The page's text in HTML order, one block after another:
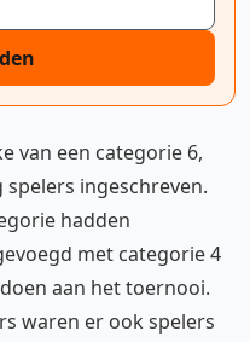
van een categorie 6,
ingeschreven.
hadden
met categorie 4
aan het toernooi.
waren er ook spelers